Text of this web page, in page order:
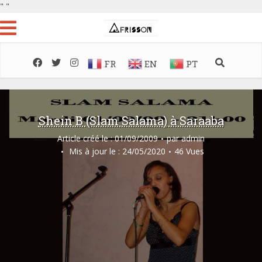
" "
FR EN PT
Shein B (Slam Salama) à Saraaba
Article créé le : 01/09/2009 par admin
Mis à jour le : 24/05/2020
46 Vues